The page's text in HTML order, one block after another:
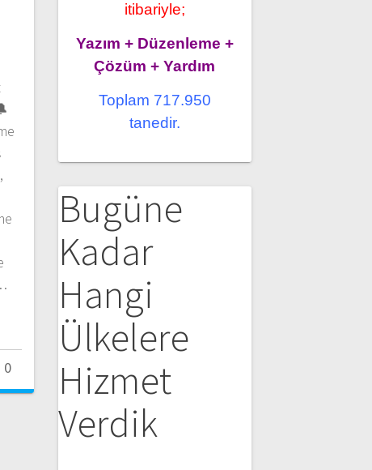
0
itibariyle;
Yazım + Düzenleme +
Çözüm + Yardım
Toplam 717.950
tanedir.
Bugüne
Kadar
Hangi
Ülkelere
Hizmet
Verdik